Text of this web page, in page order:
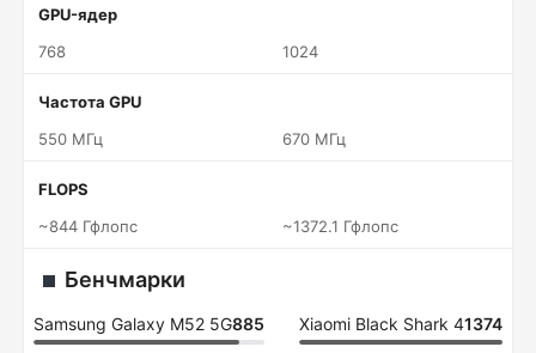
GPU-ядер
768
1024
Частота GPU
550 МГц
670 МГц
FLOPS
~844 Гфлопс
~1372.1 Гфлопс
Бенчмарки
Samsung Galaxy M52 5G885 Xiaomi Black Shark 41374